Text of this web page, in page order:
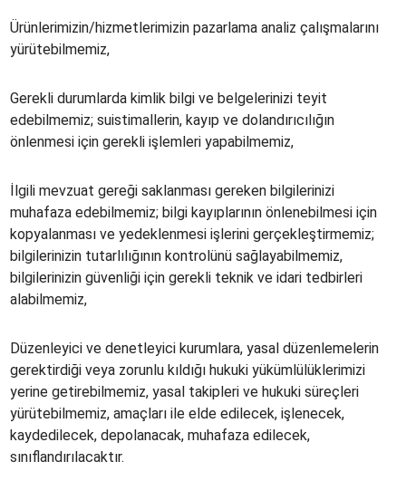
Ürünlerimizin/hizmetlerimizin pazarlama analiz çalışmalarını
yürütebilmemiz,
Gerekli durumlarda kimlik bilgi ve belgelerinizi teyit
edebilmemiz; suistimallerin, kayıp ve dolandırıcılığın
önlenmesi için gerekli işlemleri yapabilmemiz,
İlgili mevzuat gereği saklanması gereken bilgilerinizi
muhafaza edebilmemiz; bilgi kayıplarının önlenebilmesi için
kopyalanması ve yedeklenmesi işlerini gerçekleştirmemiz;
bilgilerinizin tutarlılığının kontrolünü sağlayabilmemiz,
bilgilerinizin güvenliği için gerekli teknik ve idari tedbirleri
alabilmemiz,
Düzenleyici ve denetleyici kurumlara, yasal düzenlemelerin
gerektirdiği veya zorunlu kıldığı hukuki yükümlülüklerimizi
yerine getirebilmemiz, yasal takipleri ve hukuki süreçleri
yürütebilmemiz, amaçları ile elde edilecek, işlenecek,
kaydedilecek, depolanacak, muhafaza edilecek,
sınıflandırılacaktır.